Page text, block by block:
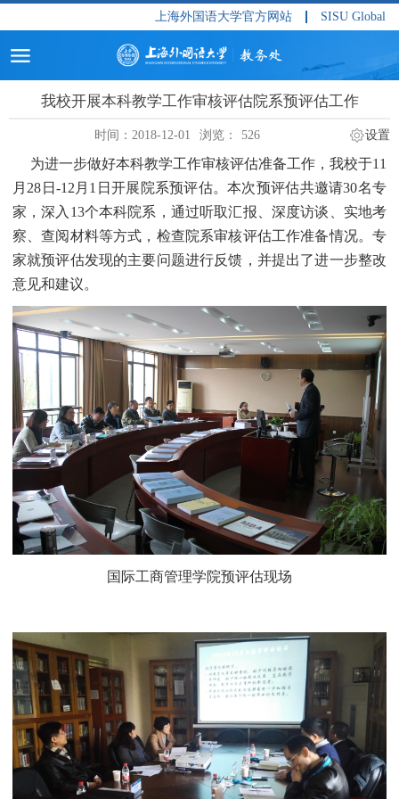
上海外国语大学官方网站 SISU Global
我校开展本科教学工作审核评估院系预评估工作
时间：2018-12-01 浏览： 526 设置
为进一步做好本科教学工作审核评估准备工作，我校于11
月 28日 -12月 1日开展院系预评估。本次预评估共邀请30名专
家，深入 13个本科院系，通过听取汇报、深度访谈、实地考
察、查阅材料等方式，检查院系审核评估工作准备情况。专
家就预评估发现的主要问题进行反馈，并提出了进一步整改
意见和建议。
国际工商管理学院预评估现场